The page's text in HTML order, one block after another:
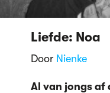
Liefde: Noa
Door Nienke
Al van jongs af